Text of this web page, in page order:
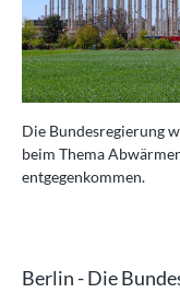
Die Bundesregierung
beim Thema
entgegenkommen.
Berlin - Die